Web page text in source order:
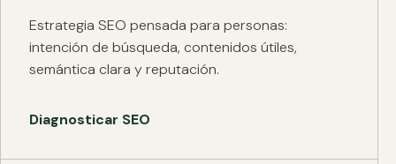
Estrategia SEO pensada para personas:
intención de búsqueda, contenidos útiles,
semántica clara y reputación.
Diagnosticar SEO